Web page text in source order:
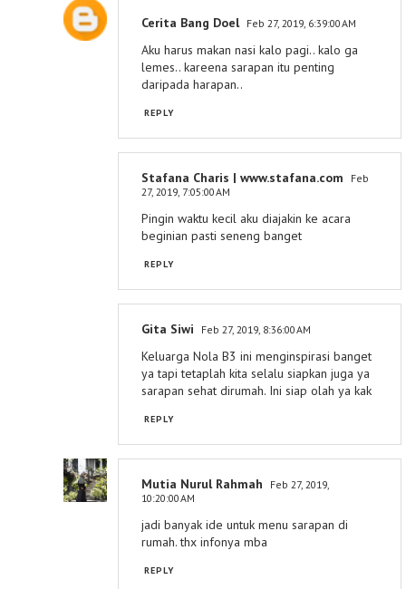
Cerita Bang Doel Feb 27, 2019, 6:39:00 AM
Aku harus makan nasi kalo pagi.. kalo ga
lemes.. kareena sarapan itu penting
daripada harapan..
REPLY
Stafana Charis | www.stafana.com
Feb
27, 2019, 7:05:00 AM
Pingin waktu kecil aku diajakin ke acara
beginian pasti seneng banget
REPLY
Gita Siwi Feb 27, 2019, 8:36:00 AM
Keluarga Nola B3 ini menginspirasi banget
ya tapi tetaplah kita selalu siapkan juga ya
sarapan sehat dirumah. Ini siap olah ya kak
REPLY
Mutia Nurul Rahmah
Feb 27, 2019,
10:20:00 AM
jadi banyak ide untuk menu sarapan di
rumah. thx infonya mba
REPLY